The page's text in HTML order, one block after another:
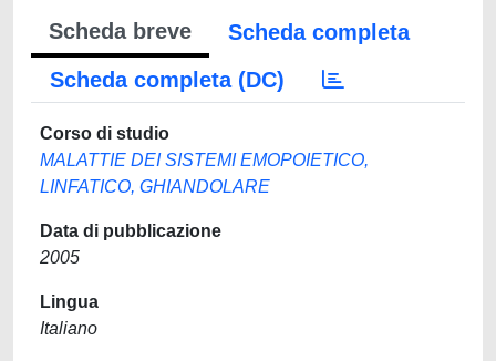
Scheda breve
Scheda completa
Scheda completa (DC)
Corso di studio
MALATTIE DEI SISTEMI EMOPOIETICO,
LINFATICO, GHIANDOLARE
Data di pubblicazione
2005
Lingua
Italiano